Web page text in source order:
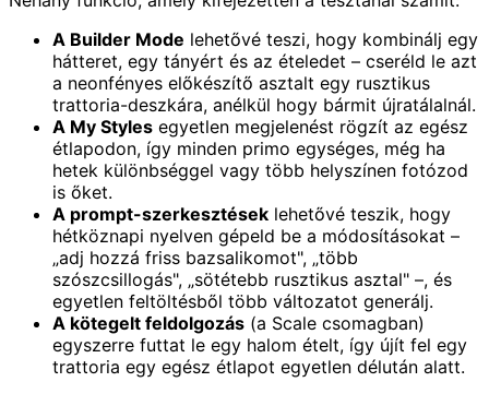
A Builder Mode lehetővé teszi, hogy kombinálj egy
hátteret, egy tányért és az ételedet – cseréld le azt
a neonfényes előkészítő asztalt egy rusztikus
trattoria-deszkára, anélkül hogy bármit újratálalnál.
A My Styles egyetlen megjelenést rögzít az egész
étlapodon, így minden primo egységes, még ha
hetek különbséggel vagy több helyszínen fotózod
is őket.
A prompt-szerkesztések lehetővé teszik, hogy
hétköznapi nyelven gépeld be a módosításokat –
„adj hozzá friss bazsalikomot", „több
szószcsillogás", „sötétebb rusztikus asztal" –, és
egyetlen feltöltésből több változatot generálj.
A kötegelt feldolgozás (a Scale csomagban)
egyszerre futtat le egy halom ételt, így újít fel egy
trattoria egy egész étlapot egyetlen délután alatt.